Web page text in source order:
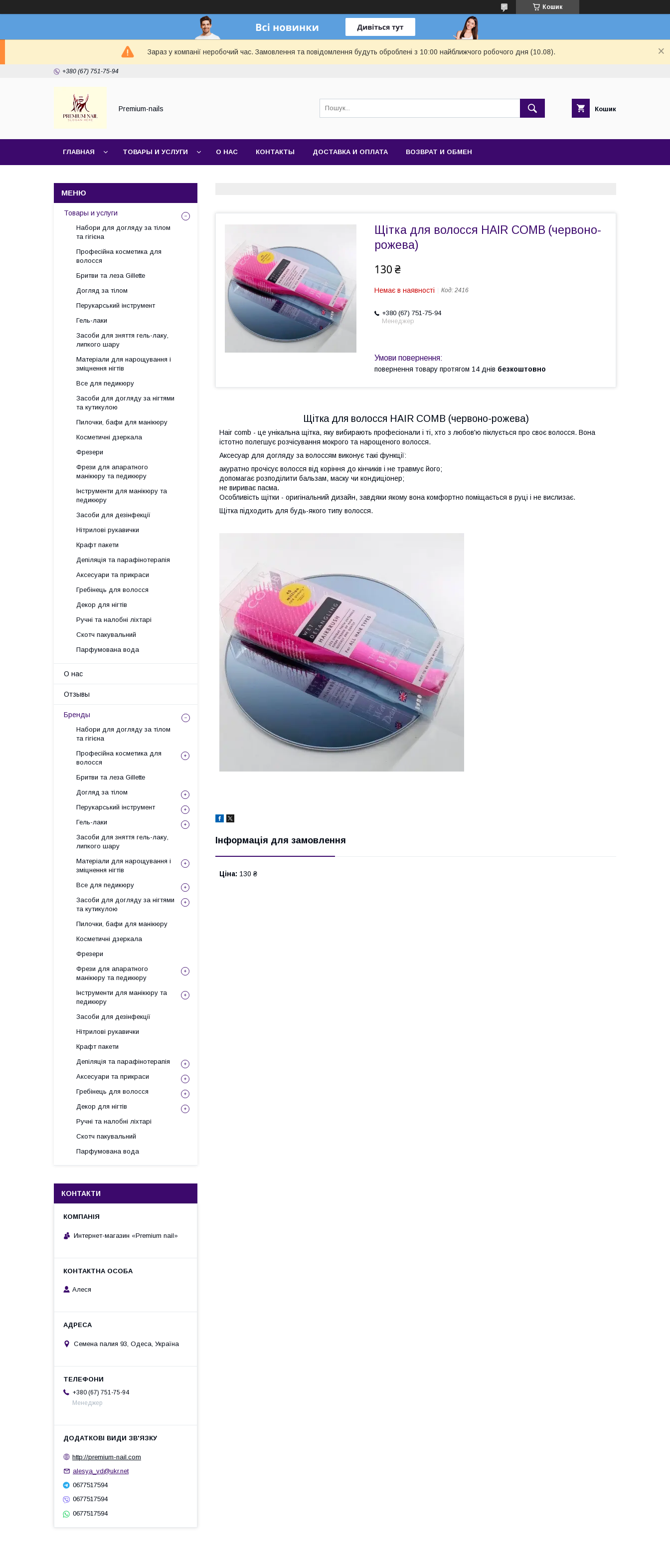
Кошик
Зараз у компанії неробочий час. Замовлення та повідомлення будуть оброблені з 10:00 найближчого робочого дня (10.08).
+380 (67) 751-75-94
Premium-nails Кошик
ГЛАВНАЯ ТОВАРЫ И УСЛУГИ О НАС КОНТАКТЫ ДОСТАВКА И ОПЛАТА ВОЗВРАТ И ОБМЕН
Щітка для волосся HAIR COMB (червоно-
рожева)
130 ₴
Немає в наявності Код: 2416
+380 (67) 751-75-94
Менеджер
повернення товару протягом 14 днів безкоштовно
Щітка для волосся HAIR COMB (червоно-рожева)
Hair comb - це унікальна щітка, яку вибирають професіонали і ті, хто з любов'ю піклується про своє волосся. Вона
істотно полегшує розчісування мокрого та нарощеного волосся.
Аксесуар для догляду за волоссям виконує такі функції:
акуратно прочісує волосся від коріння до кінчиків і не травмує його;
допомагає розподілити бальзам, маску чи кондиціонер;
не вириває пасма.
Особливість щітки - оригінальний дизайн, завдяки якому вона комфортно поміщається в руці і не вислизає.
Щітка підходить для будь-якого типу волосся.
Інформація для замовлення
Ціна: 130 ₴
Товары и услуги
Набори для догляду за тілом
та гігієна
Професійна косметика для
волосся
Бритви та леза Gillette
Догляд за тілом
Перукарський інструмент
Гель-лаки
Засоби для зняття гель-лаку,
липкого шару
Матеріали для нарощування і
зміцнення нігтів
Все для педикюру
Засоби для догляду за нігтями
та кутикулою
Пилочки, бафи для манікюру
Косметичні дзеркала
Фрезери
Фрези для апаратного
манікюру та педикюру
Інструменти для манікюру та
педикюру
Засоби для дезінфекції
Нітрилові рукавички
Крафт пакети
Депіляція та парафінотерапія
Аксесуари та прикраси
Гребінець для волосся
Декор для нігтів
Ручні та налобні ліхтарі
Скотч пакувальний
Парфумована вода
О нас
Отзывы
Бренды
Набори для догляду за тілом
та гігієна
Професійна косметика для
волосся
Бритви та леза Gillette
Догляд за тілом
Перукарський інструмент
Гель-лаки
Засоби для зняття гель-лаку,
липкого шару
Матеріали для нарощування і
зміцнення нігтів
Все для педикюру
Засоби для догляду за нігтями
та кутикулою
Пилочки, бафи для манікюру
Косметичні дзеркала
Фрезери
Фрези для апаратного
манікюру та педикюру
Інструменти для манікюру та
педикюру
Засоби для дезінфекції
Нітрилові рукавички
Крафт пакети
Депіляція та парафінотерапія
Аксесуари та прикраси
Гребінець для волосся
Декор для нігтів
Ручні та налобні ліхтарі
Скотч пакувальний
Парфумована вода
КОНТАКТИ
Интернет-магазин «Premium nail»
Алеся
Семена палия 93, Одеса, Україна
+380 (67) 751-75-94
Менеджер
http://premium-nail.com
alesya_vd@ukr.net
0677517594
0677517594
0677517594